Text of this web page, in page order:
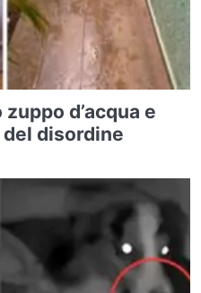
d’acqua e
disordine